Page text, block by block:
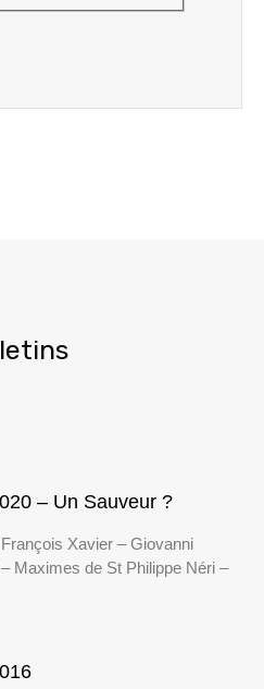
– Un Sauveur ?
Xavier – Giovanni
Maximes de St Philippe Néri –